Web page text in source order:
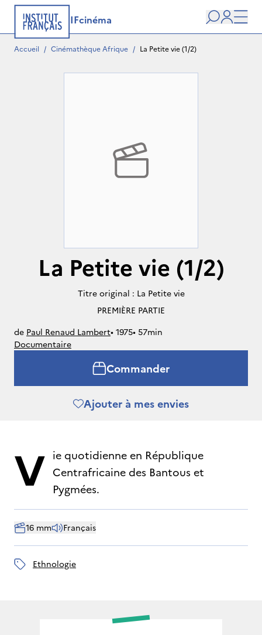
IFcinéma
user
Accueil / Cinémathèque Afrique / La Petite vie (1/2)
La Petite vie (1/2)
Titre original : La Petite vie
PREMIÈRE PARTIE
de Paul Renaud Lambert• 1975• 57min
Documentaire
Commander
Ajouter à mes envies
V ie quotidienne en République
Centrafricaine des Bantous et
Pygmées.
16 mm Français
ethnologie